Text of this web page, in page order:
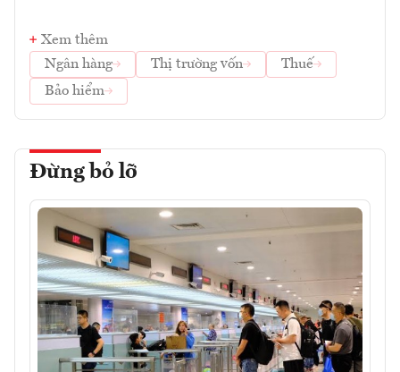
Xem thêm
Ngân hàng
Thị trường vốn
Thuế
Bảo hiểm
Đừng bỏ lỡ